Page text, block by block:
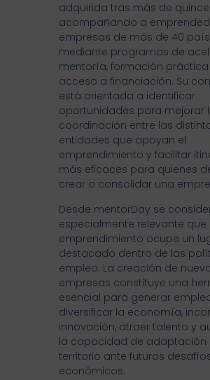
adquirida tras más de
acompañando a
empresas de más de 40
mediante programas de
mentoría, formación práctica
acceso a financiación. Su
está orientada a identificar
oportunidades para mejorar
coordinación entre las
entidades que apoyan el
emprendimiento y facilitar
más eficaces para quienes
crear o consolidar una
Desde mentorDay se
especialmente relevante que
emprendimiento ocupe un
destacado dentro de las
empleo. La creación de
empresas constituye una
esencial para generar
diversificar la economía,
innovación, atraer talento y
la capacidad de adaptación
territorio ante futuros
económicos.